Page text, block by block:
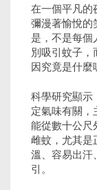
在一個平凡的
彌漫著愉悅的
是，不是每個
別吸引蚊子，
因究竟是什麼
科學研究顯示
定氣味有關，
能從數十公尺
雌蚊，尤其是
溫、容易出汗
引。